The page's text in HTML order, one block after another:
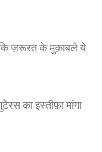
कि ज़रूरत के मुक़ाबले ये
का इस्तीफ़ा मांगा